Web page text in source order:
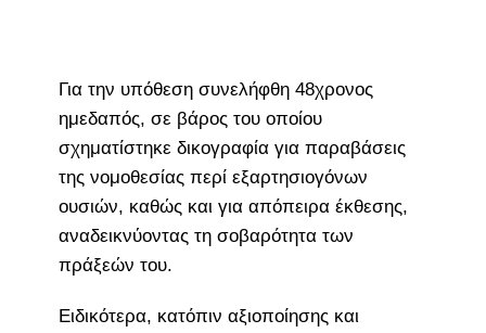
Για την υπόθεση συνελήφθη 48χρονος
ημεδαπός, σε βάρος του οποίου
σχηματίστηκε δικογραφία για παραβάσεις
της νομοθεσίας περί εξαρτησιογόνων
ουσιών, καθώς και για απόπειρα έκθεσης,
αναδεικνύοντας τη σοβαρότητα των
πράξεών του.
Ειδικότερα, κατόπιν αξιοποίησης και